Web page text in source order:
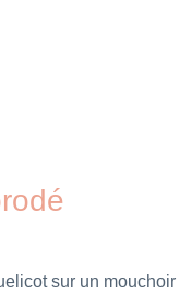
sur un mouchoir